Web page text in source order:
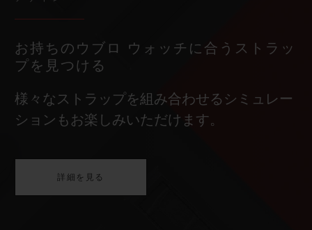
お持ちのウブロ ウォッチに合うストラッ
プを見つける
様々なストラップを組み合わせるシミュレー
ションもお楽しみいただけます。
詳細を見る